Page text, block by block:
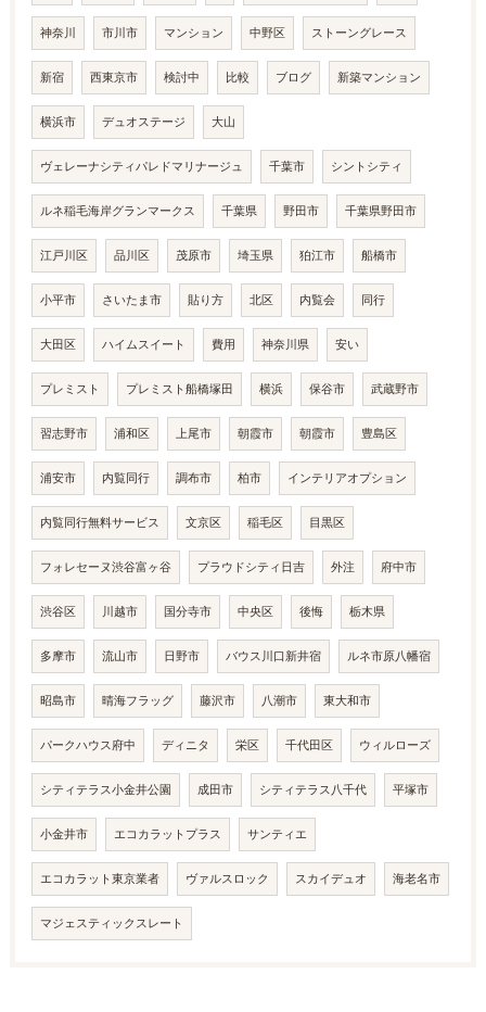
神奈川 市川市 マンション 中野区 ストーングレース
新宿 西東京市 検討中 比較 ブログ 新築マンション
横浜市 デュオステージ 大山
ヴェレーナシティパレドマリナージュ 千葉市 シントシティ
ルネ稲毛海岸グランマークス 千葉県 野田市 千葉県野田市
江戸川区 品川区 茂原市 埼玉県 狛江市 船橋市
小平市 さいたま市 貼り方 北区 内覧会 同行
大田区 ハイムスイート 費用 神奈川県 安い
プレミスト プレミスト船橋塚田 横浜 保谷市 武蔵野市
習志野市 浦和区 上尾市 朝霞市 朝霞市 豊島区
浦安市 内覧同行 調布市 柏市 インテリアオプション
内覧同行無料サービス 文京区 稲毛区 目黒区
フォレセーヌ渋谷富ヶ谷 プラウドシティ日吉 外注 府中市
渋谷区 川越市 国分寺市 中央区 後悔 栃木県
多摩市 流山市 日野市 バウス川口新井宿 ルネ市原八幡宿
昭島市 晴海フラッグ 藤沢市 八潮市 東大和市
パークハウス府中 ディニタ 栄区 千代田区 ウィルローズ
シティテラス小金井公園 成田市 シティテラス八千代 平塚市
小金井市 エコカラットプラス サンティエ
エコカラット東京業者 ヴァルスロック スカイデュオ 海老名市
マジェスティックスレート